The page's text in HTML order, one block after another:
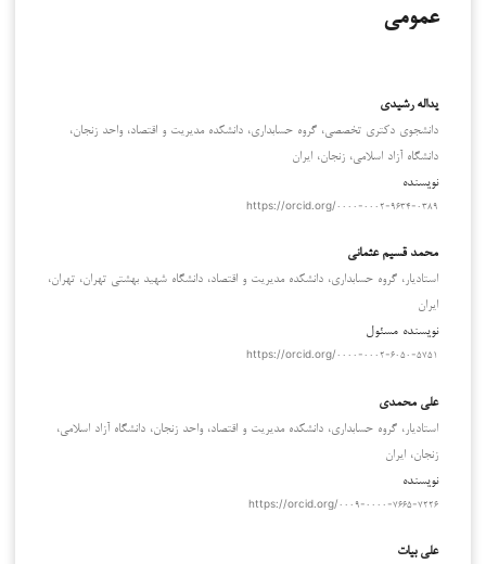
عمومی
یداله رشیدی
دانشجوی دکتری تخصصی، گروه حسابداری، دانشکده مدیریت و اقتصاد، واحد زنجان،
دانشگاه آزاد اسلامی، زنجان، ایران
نویسنده
https://orcid.org/۰۰۰۰-۰۰۰۲-۹۶۳۴-۰۳۸۹
محمد قسیم عثمانی
استادیار، گروه حسابداری، دانشکده مدیریت و اقتصاد، دانشگاه شهید بهشتی تهران، تهران،
ایران
نویسنده مسئول
https://orcid.org/۰۰۰۰-۰۰۰۲-۶۰۵۰-۵۷۵۱
علی محمدی
استادیار، گروه حسابداری، دانشکده مدیریت و اقتصاد، واحد زنجان، دانشگاه آزاد اسلامی،
زنجان، ایران
نویسنده
https://orcid.org/۰۰۰۹-۰۰۰۰-۷۶۶۵-۷۲۲۶
علی بیات